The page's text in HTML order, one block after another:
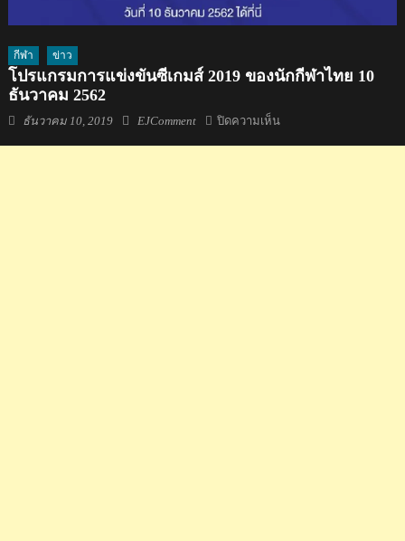
กีฬา ข่าว
โปรแกรมการแข่งขันซีเกมส์ 2019 ของนักกีฬาไทย 10
ธันวาคม 2562
Posted
ธันวาคม 10, 2019 Author
EJComment ปิดความเห็นบน